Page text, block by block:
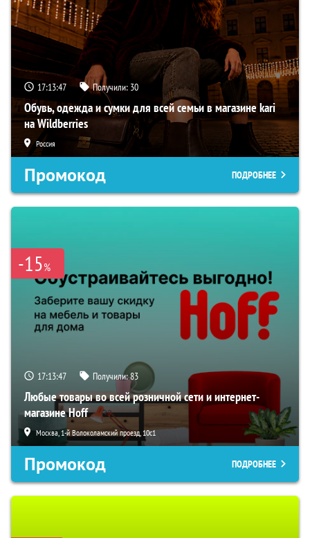
17:13:47 Получили: 30
Обувь, одежда и сумки для всей семьи в магазине kari
на Wildberries
Россия
Промокод ПОДРОБНЕЕ
-15%
17:13:47 Получили:83
Любые товары во всей розничной сети и интернет-
магазине Hoff
Москва, 1-й Волоколамский проезд, 10с1
Промокод ПОДРОБНЕЕ